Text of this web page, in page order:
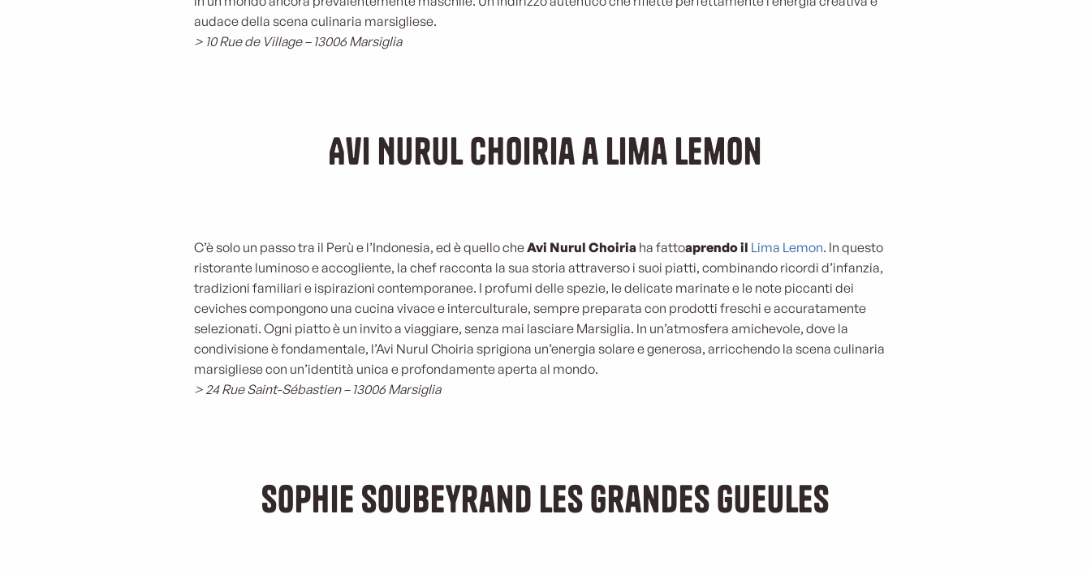
audace della scena culinaria marsigliese.
> 10 Rue de Village – 13006 Marsiglia
Avi Nurul Choiria a Lima Lemon
C’è solo un passo tra il Perù e l’Indonesia, ed è quello cheAvi Nurul Choiria ha fattoaprendo il Lima Lemon. In questo
ristorante luminoso e accogliente, la chef racconta la sua storia attraverso i suoi piatti, combinando ricordi d’infanzia,
tradizioni familiari e ispirazioni contemporanee. I profumi delle spezie, le delicate marinate e le note piccanti dei
ceviches compongono una cucina vivace e interculturale, sempre preparata con prodotti freschi e accuratamente
selezionati. Ogni piatto è un invito a viaggiare, senza mai lasciare Marsiglia. In un’atmosfera amichevole, dove la
condivisione è fondamentale, l’Avi Nurul Choiria sprigiona un’energia solare e generosa, arricchendo la scena culinaria
marsigliese con un’identità unica e profondamente aperta al mondo.
> 24 Rue Saint-Sébastien – 13006 Marsiglia
Sophie Soubeyrand Les Grandes Gueules